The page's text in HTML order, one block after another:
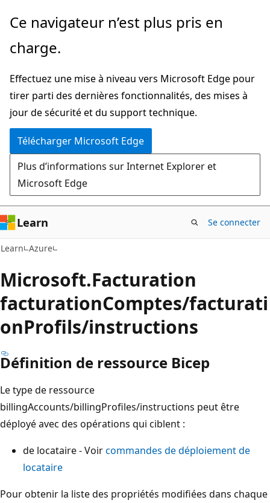
Passer
directement
au
principal
Ce navigateur n’est plus pris en
charge.
Effectuez une mise à niveau vers Microsoft Edge pour
tirer parti des dernières fonctionnalités, des mises à
jour de sécurité et du support technique.
Télécharger Microsoft Edge
Plus d’informations sur Internet Explorer et
Microsoft Edge
Learn Se connecter
Learn Azure
Microsoft.Facturation
facturationComptes/facturati
onProfils/instructions
Définition de ressource Bicep
Le type de ressource
billingAccounts/billingProfiles/instructions peut être
déployé avec des opérations qui ciblent :
de locataire - Voircommandes de déploiement de
locataire
Pour obtenir la liste des propriétés modifiées dans chaque